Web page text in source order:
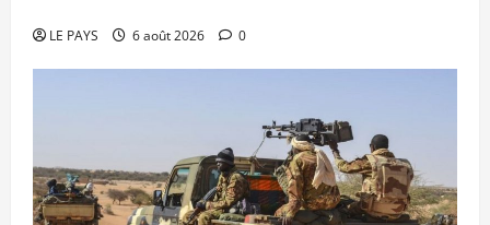
LE PAYS 6 août 2026 0